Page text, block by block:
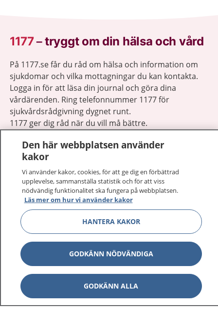
1177–tryggt om din hälsa och vård
På 1177.se får du råd om hälsa och information om
sjukdomar och vilka mottagningar du kan kontakta.
Logga in för att läsa din journal och göra dina
vårdärenden. Ring telefonnummer 1177 för
sjukvårdsrådgivning dygnet runt.
1177 ger dig råd när du vill må bättre.
1177 på flera språk
Om 1177 Visa
Kontakt
Behandling av personuppgifter
Hantering av kakor
Den här webbplatsen använder
kakor
Vi använder kakor, cookies, för att ge dig en förbättrad
upplevelse, sammanställa statistik och för att viss
nödvändig funktionalitet ska fungera på webbplatsen.
Läs mer om hur vi använder kakor
HANTERA KAKOR
GODKÄNN NÖDVÄNDIGA
GODKÄNN ALLA